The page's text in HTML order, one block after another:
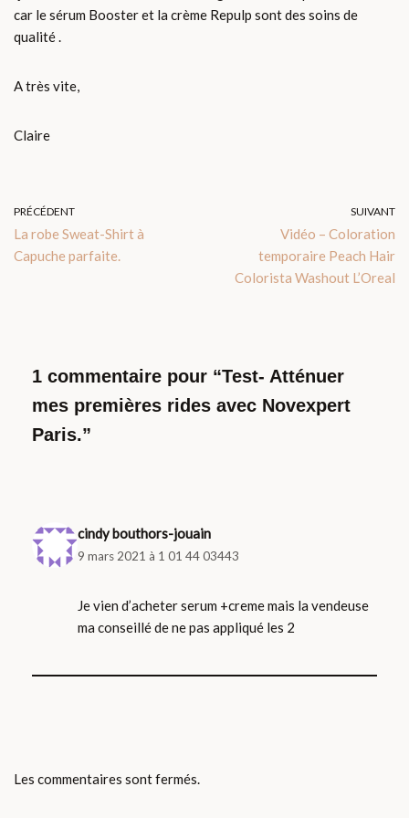
car le sérum Booster et la crème Repulp sont des soins de
qualité .
A très vite,
Claire
PRÉCÉDENT
La robe Sweat-Shirt à
Capuche parfaite.
SUIVANT
Vidéo – Coloration
temporaire Peach Hair
Colorista Washout L’Oreal
1 commentaire pour “Test- Atténuer
mes premières rides avec Novexpert
Paris.”
cindy bouthors-jouain
9 mars 2021 à 1 01 44 03443
Je vien d’acheter serum +creme mais la vendeuse
ma conseillé de ne pas appliqué les 2
Les commentaires sont fermés.